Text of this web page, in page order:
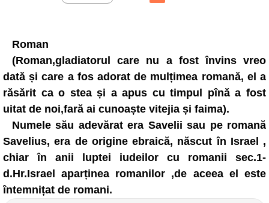
Roman
(Roman,gladiatorul care nu a fost învins vreo
dată și care a fos adorat de mulțimea romană, el a
răsărit ca o stea și a apus cu timpul pînă a fost
uitat de noi,fară ai cunoaște vitejia și faima).
Numele său adevărat era Savelii sau pe romană
Savelius, era de origine ebraică, născut în Israel ,
chiar în anii luptei iudeilor cu romanii sec.1-
d.Hr.Israel aparținea romanilor ,de aceea el este
întemnițat de romani.